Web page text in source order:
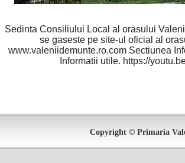
Sedinta Consiliului Local al orasului
se gaseste pe site-ul oficial al
www.valeniidemunte.ro.com Sectiunea
Informatii utile. https://
Copyright © Primaria